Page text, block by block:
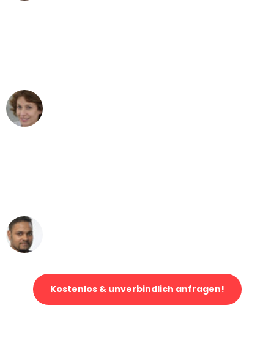
Kostenlos & unverbindlich anfragen!